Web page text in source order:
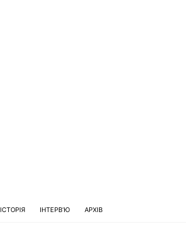
ІСТОРІЯ ІНТЕРВ’Ю АРХІВ